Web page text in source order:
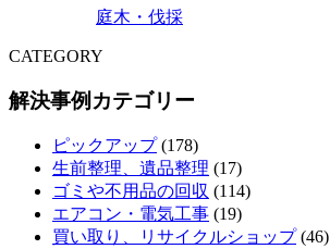
庭木・伐採
CATEGORY
解決事例カテゴリー
ピックアップ(178)
生前整理、遺品整理 (17)
ゴミや不用品の回収 (114)
エアコン・電気工事 (19)
買い取り、リサイクルショップ(46)